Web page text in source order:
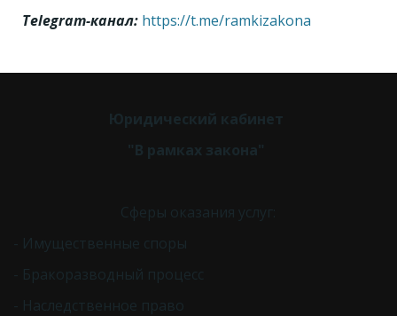
Telegram-канал: https://t.me/ramkizakona
Юридический кабинет
"В рамках закона"
Сферы оказания услуг:
- Имущественные споры
- Бракоразводный процесс
- Наследственное право